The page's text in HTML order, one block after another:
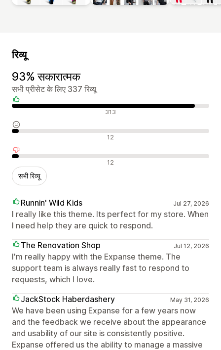
रिव्यू
93% सकारात्मक
सभी प्रीसेट के लिए 337 रिव्यू
सकारात्मक रिव्यू 313
न्यूट्रल रिव्यू 12
नकारात्मक रिव्यू 12
सभी रिव्यू
Runnin' Wild Kids Jul 27, 2026
I really like this theme. Its perfect for my store. When
I need help they are quick to respond.
The Renovation Shop
Jul 12, 2026
I'm really happy with the Expanse theme. The
support team is always really fast to respond to
requests, which I love.
JackStock Haberdashery
May 31, 2026
We have been using Expanse for a few years now
and the feedback we receive about the appearance
and usability of our site is consistently positive.
Expanse offered us the ability to manage a massive